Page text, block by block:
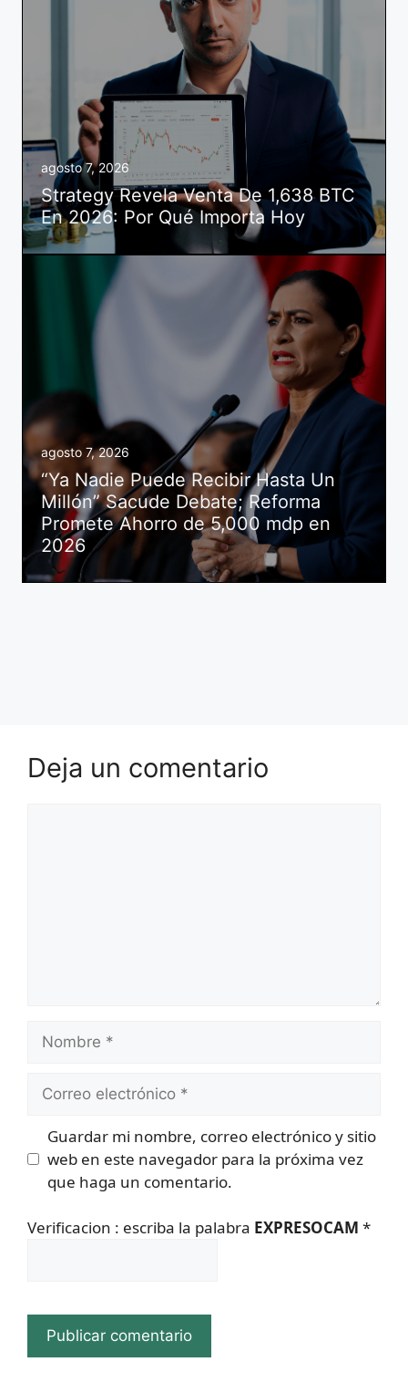
agosto 7, 2026
Strategy Revela Venta De 1,638 BTC
En 2026: Por Qué Importa Hoy
agosto 7, 2026
“Ya Nadie Puede Recibir Hasta Un
Millón” Sacude Debate; Reforma
Promete Ahorro de 5,000 mdp en
2026
Deja un comentario
electrónico
Guardar mi nombre, correo electrónico y sitio
web en este navegador para la próxima vez
que haga un comentario.
Verificacion : escriba la palabra EXPRESOCAM *